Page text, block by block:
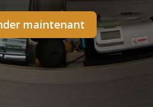
maintenant